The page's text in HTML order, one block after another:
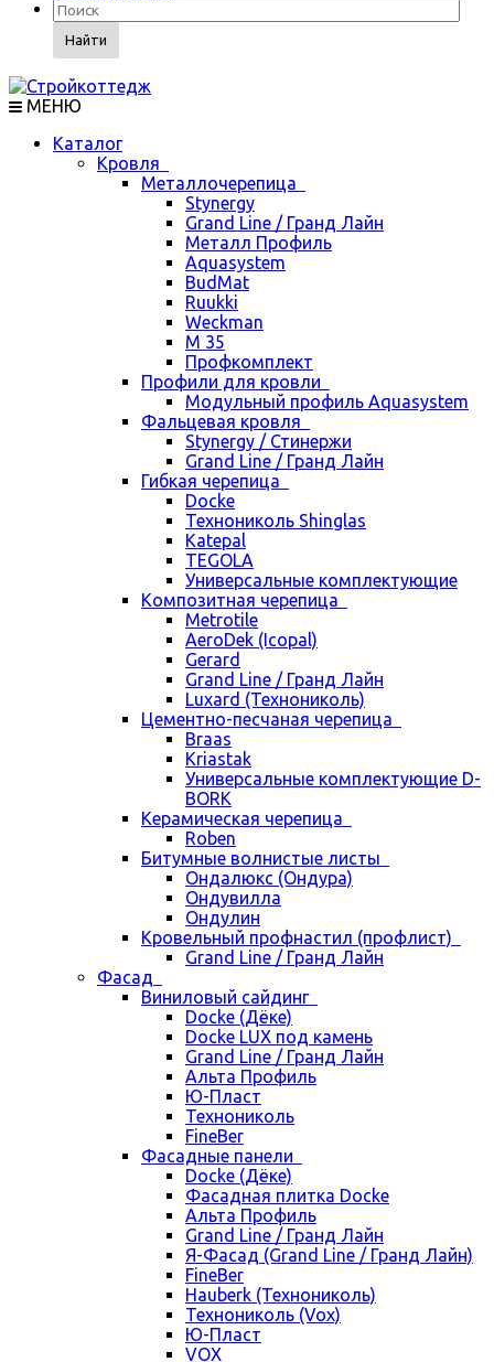
Найти
МЕНЮ
Каталог
Кровля
Металлочерепица
Stynergy
Grand Line / Гранд Лайн
Металл Профиль
Aquasystem
BudMat
Ruukki
Weckman
М 35
Профкомплект
Профили для кровли
Модульный профиль Aquasystem
Фальцевая кровля
Stynergy / Стинержи
Grand Line / Гранд Лайн
Гибкая черепица
Docke
Технониколь Shinglas
Katepal
TEGOLA
Универсальные комплектующие
Композитная черепица
Metrotile
AeroDek (Icopal)
Gerard
Grand Line / Гранд Лайн
Luxard (Технониколь)
Цементно-песчаная черепица
Braas
Kriastak
Универсальные комплектующие D-
BORK
Керамическая черепица
Roben
Битумные волнистые листы
Ондалюкс (Ондура)
Ондувилла
Ондулин
Кровельный профнастил (профлист)
Grand Line / Гранд Лайн
Фасад
Виниловый сайдинг
Docke (Дёке)
Docke LUX под камень
Grand Line / Гранд Лайн
Альта Профиль
Ю-Пласт
Технониколь
FineBer
Фасадные панели
Docke (Дёке)
Фасадная плитка Docke
Альта Профиль
Grand Line / Гранд Лайн
Я-Фасад (Grand Line / Гранд Лайн)
FineBer
Hauberk (Технониколь)
Технониколь (Vox)
Ю-Пласт
VOX